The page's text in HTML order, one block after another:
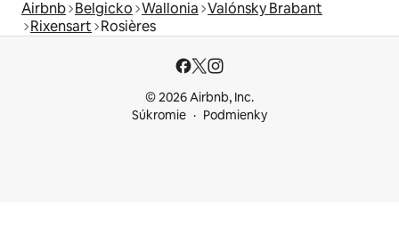
Airbnb Belgicko Wallonia Valónsky Brabant
Rixensart Rosières
© 2026 Airbnb, Inc.
Súkromie
Podmienky